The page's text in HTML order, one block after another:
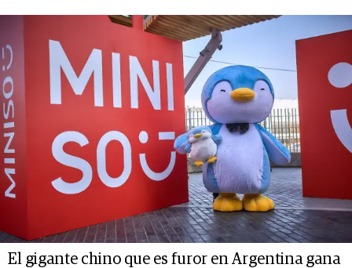
El gigante chino que es furor en Argentina gana